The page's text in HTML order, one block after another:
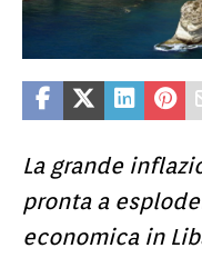
La grande
pronta a
economica in